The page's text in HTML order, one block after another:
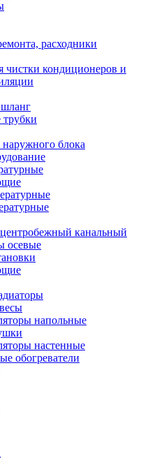
расходники
чистки кондиционеров и
блока
канальный
осевые
напольные
настенные
обогреватели